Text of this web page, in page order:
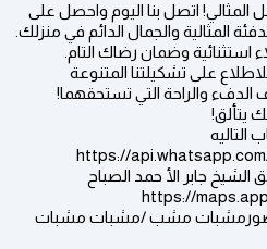
اتصل بنا اليوم واحصل على
المثالية والجمال الدائم في منزلك.
استثنائية وضمان رضاك التام.
على تشكيلتنا المتنوعة
والراحة التي تستحقهما!
يتألق!
التاليه
https://
جابر الأ حمد الصباح
https://
مشب /مشبات مشبات